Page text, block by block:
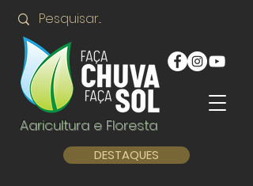
Agricultura e Floresta
DESTAQUES